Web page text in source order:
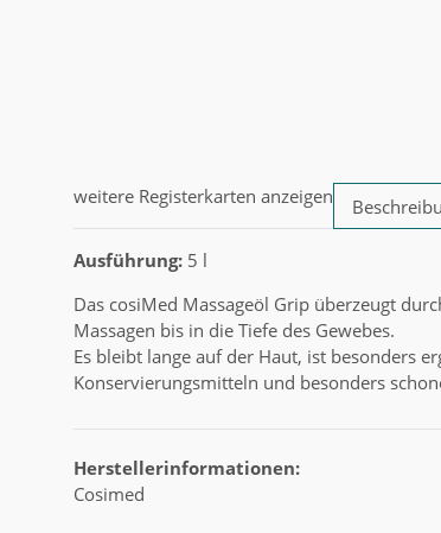
weitere Registerkarten anzeigen
Ausführung: 5 l
Das cosiMed Massageöl Grip überzeugt
Massagen bis in die Tiefe des Gewebes.
Es bleibt lange auf der Haut, ist besonders
Konservierungsmitteln und besonders
Herstellerinformationen:
Cosimed